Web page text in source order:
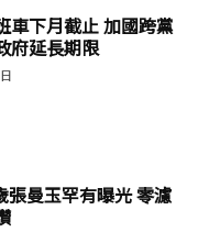
車下月截止 加國跨黨
府延長期限
張曼玉罕有曝光 零濾